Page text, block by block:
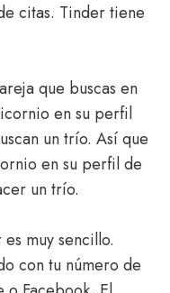
citas. Tinder tiene
que buscas en
en su perfil
un trío. Así que
en su perfil de
un trío.
muy sencillo.
con tu número de